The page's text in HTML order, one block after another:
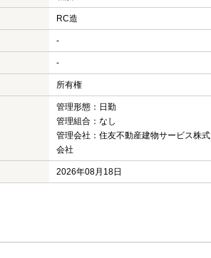
RC造
-
-
所有権
管理形態：日勤
管理組合：なし
管理会社：住友不動産建物サービス株式
会社
2026年08月18日